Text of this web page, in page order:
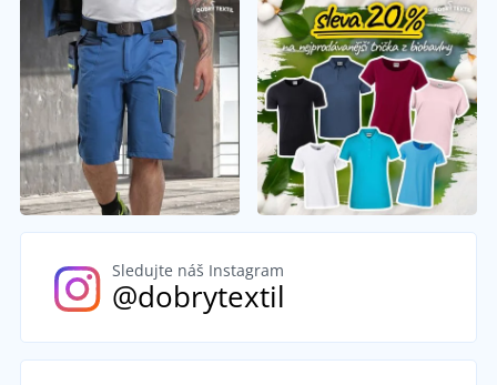
Sledujte náš Instagram
@dobrytextil